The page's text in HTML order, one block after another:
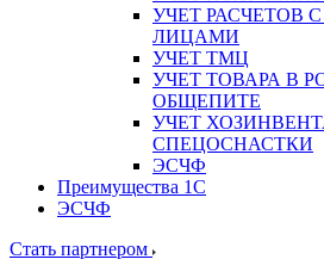
УЧЕТ РАСЧЕТОВ
ЛИЦАМИ
УЧЕТ ТМЦ
УЧЕТ ТОВАРА В
ОБЩЕПИТЕ
УЧЕТ
СПЕЦОСНАСТКИ
ЭСЧФ
Преимущества 1С
ЭСЧФ
Стать партнером